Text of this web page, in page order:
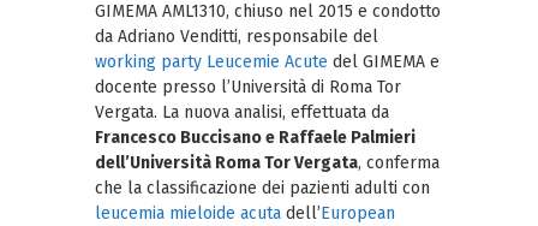
GIMEMA AML1310, chiuso nel 2015 e condotto
da Adriano Venditti, responsabile del
working party Leucemie Acute del GIMEMA e
docente presso l’Università di Roma Tor
Vergata. La nuova analisi, effettuata da
Francesco Buccisano e Raffaele Palmieri
dell’Università Roma Tor Vergata, conferma
che la classificazione dei pazienti adulti con
leucemia mieloide acuta dell’European